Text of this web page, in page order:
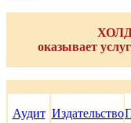
оказывает
Аудит Издательство